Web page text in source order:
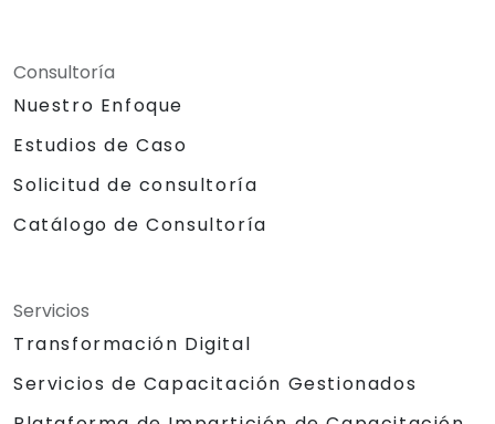
Consultoría
Nuestro Enfoque
Estudios de Caso
Solicitud de consultoría
Catálogo de Consultoría
Servicios
Transformación Digital
Servicios de Capacitación Gestionados